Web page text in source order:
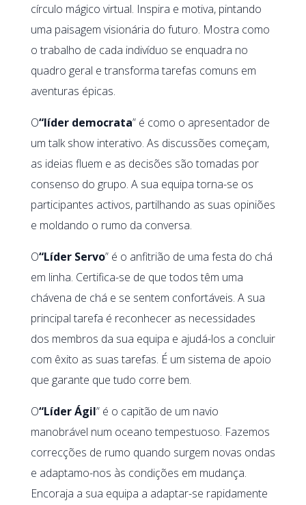
círculo mágico virtual. Inspira e motiva, pintando
uma paisagem visionária do futuro. Mostra como
o trabalho de cada indivíduo se enquadra no
quadro geral e transforma tarefas comuns em
aventuras épicas.
O“líder democrata” é como o apresentador de
um talk show interativo. As discussões começam,
as ideias fluem e as decisões são tomadas por
consenso do grupo. A sua equipa torna-se os
participantes activos, partilhando as suas opiniões
e moldando o rumo da conversa.
O“Líder Servo” é o anfitrião de uma festa do chá
em linha. Certifica-se de que todos têm uma
chávena de chá e se sentem confortáveis. A sua
principal tarefa é reconhecer as necessidades
dos membros da sua equipa e ajudá-los a concluir
com êxito as suas tarefas. É um sistema de apoio
que garante que tudo corre bem.
O“Líder Ágil” é o capitão de um navio
manobrável num oceano tempestuoso. Fazemos
correcções de rumo quando surgem novas ondas
e adaptamo-nos às condições em mudança.
Encoraja a sua equipa a adaptar-se rapidamente